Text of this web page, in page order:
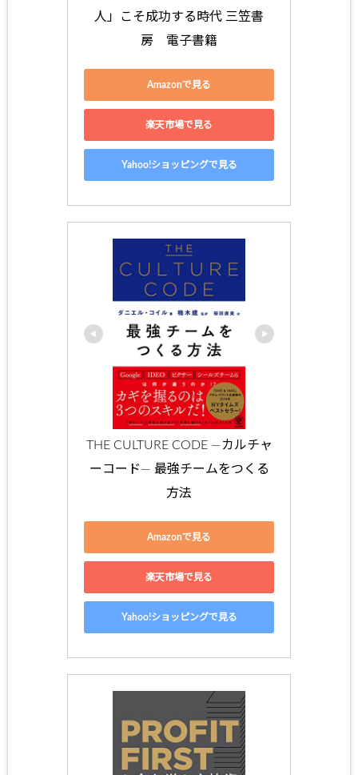
人」こそ成功する時代 三笠書
房　電子書籍
Amazonで見る
楽天市場で見る
Yahoo!ショッピングで見る
THE CULTURE CODE ―カルチャ
ーコード― 最強チームをつくる
方法
Amazonで見る
楽天市場で見る
Yahoo!ショッピングで見る